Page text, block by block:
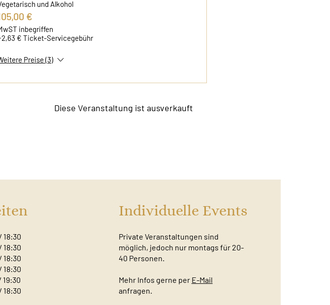
und Alkohol
€
inbegriffen
€ Ticket-Servicegebühr
Preise (3)
Diese Veranstaltung ist ausverkauft
18:30
18:30
18:30
18:30
19:30
18:30
Individuelle Events
Private Veranstaltungen sind
möglich, jedoch nur montags für 20-
40 Personen.
Mehr Infos gerne per E-Mail
anfragen.